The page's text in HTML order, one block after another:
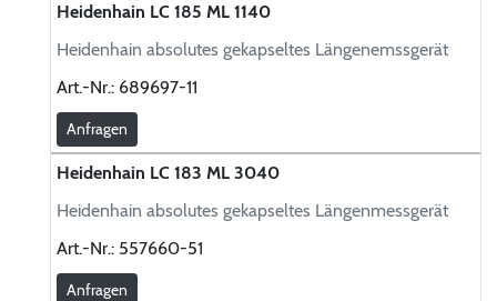
Heidenhain LC 185 ML 1140
Heidenhain absolutes gekapseltes Längenemssgerät
Art.-Nr.: 689697-11
Anfragen
Heidenhain LC 183 ML 3040
Heidenhain absolutes gekapseltes Längenmessgerät
Art.-Nr.: 557660-51
Anfragen